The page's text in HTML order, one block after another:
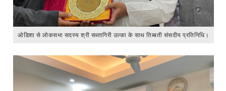
ओडिशा से लोकसभा सदस्य श्री सब्तागिरी उल्का के साथ तिब्बती संसदीय प्रतिनिधि।